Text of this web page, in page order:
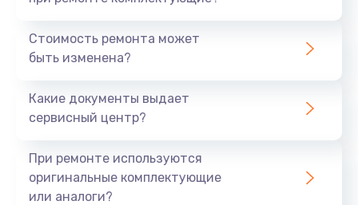
1440 руб.
Ремонт южного моста
Замена батарейки BIOS
Стоимость ремонта может
быть изменена?
Какие документы выдает
сервисный центр?
При ремонте используются
оригинальные комплектующие
или аналоги?